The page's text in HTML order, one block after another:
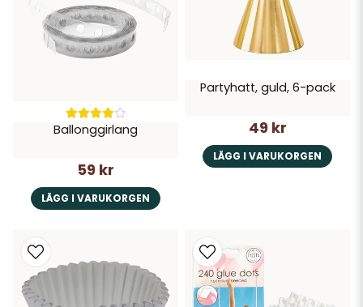
Ballonggirlang
59 kr
LÄGG I VARUKORGEN
Partyhatt, guld, 6-pack
49 kr
LÄGG I VARUKORGEN